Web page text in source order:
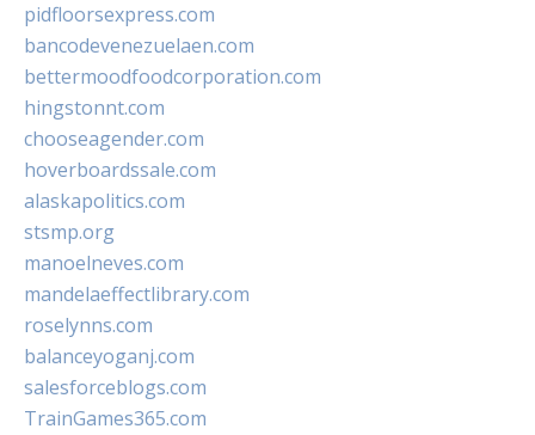
pidfloorsexpress.com
bancodevenezuelaen.com
bettermoodfoodcorporation.com
hingstonnt.com
chooseagender.com
hoverboardssale.com
alaskapolitics.com
stsmp.org
manoelneves.com
mandelaeffectlibrary.com
roselynns.com
balanceyoganj.com
salesforceblogs.com
TrainGames365.com